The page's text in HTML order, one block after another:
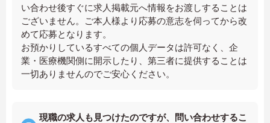
い合わせ後すぐに求人掲載元へ情報をお渡しすることは
ございません。ご本人様より応募の意志を伺ってから改
めて応募となります。
お預かりしているすべての個人データは許可なく、企
業・医療機関側に開示したり、第三者に提供することは
一切ありませんのでご安心ください。
現職の求人も見つけたのですが、問い合わせするこ